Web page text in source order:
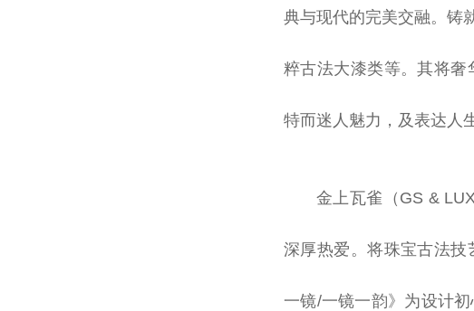
典与现代的完美交融。铸
粹古法大漆类等。其将
特而迷人魅力，及表达人
金上瓦雀（GS &
深厚热爱。将珠宝古法
一镜/一镜一韵》为设计初